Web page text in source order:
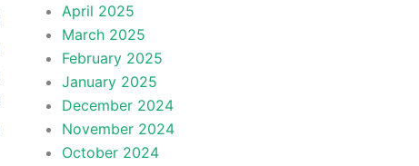
April 2025
March 2025
February 2025
January 2025
December 2024
November 2024
October 2024